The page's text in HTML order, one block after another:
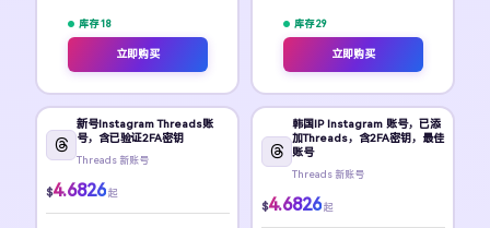
库存 18
立即购买
库存 29
立即购买
新号Instagram Threads账
号，含已验证2FA密钥
Threads 新账号
$4.6826 起
韩国IP Instagram 账号，已添
加Threads，含2FA密钥，最佳
账号
Threads 新账号
$4.6826 起